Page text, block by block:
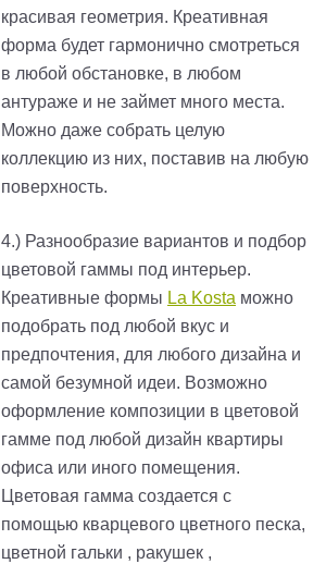
красивая геометрия. Креативная
форма будет гармонично смотреться
в любой обстановке, в любом
антураже и не займет много места.
Можно даже собрать целую
коллекцию из них, поставив на любую
поверхность.
4.) Разнообразие вариантов и подбор
цветовой гаммы под интерьер.
Креативные формы La Kosta можно
подобрать под любой вкус и
предпочтения, для любого дизайна и
самой безумной идеи. Возможно
оформление композиции в цветовой
гамме под любой дизайн квартиры
офиса или иного помещения.
Цветовая гамма создается с
помощью кварцевого цветного песка,
цветной гальки , ракушек ,